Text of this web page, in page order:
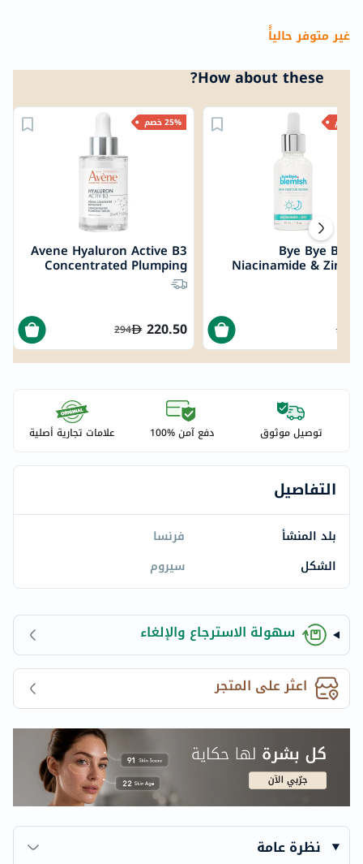
غير متوفر حالياًً
How about these?
25% خصم
Avene Hyaluron Active B3
Concentrated Plumping
Serum 30ml
220.50
294
Bye Bye
Niacinamide & Zinc
55
توصيل موثوق دفع آمن %100 علامات تجارية أصلية
التفاصيل
بلد المنشأ
فرنسا
الشكل
سيروم
سهولة الاسترجاع والإلغاء
اعثر على المتجر
نظرة عامة